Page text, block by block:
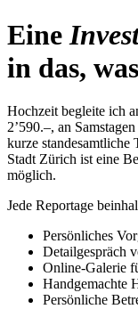
Eine
in das,
Hochzeit begleite ich
2’590.–, an
kurze standesamtliche
Stadt Zürich ist eine
möglich.
Jede Reportage
Persönliches
Detailgespräch
Online-Galerie
Handgemachte
Persönliche